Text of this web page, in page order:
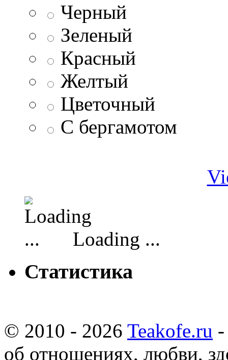
Черный
Зеленый
Красный
Желтый
Цветочный
С бергамотом
Loading ...
Статистика
© 2010 - 2026 Teakofe.ru
об отношениях, любви,